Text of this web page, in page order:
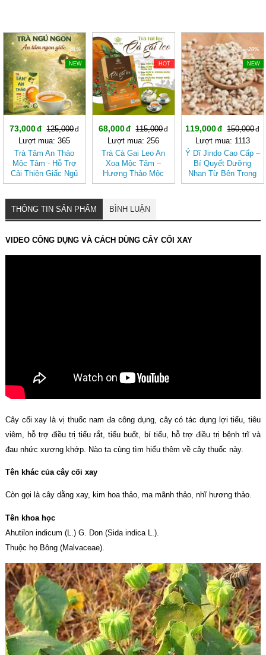
-41%
NEW
73,000
125,000
Lượt mua: 365
Trà Tâm An Thảo
Mộc Tâm - Hỗ Trợ
Cải Thiện Giấc Ngủ
(Hộp 30 túi lọc)
-40%
HOT
68,000
115,000
Lượt mua: 256
Trà Cà Gai Leo An
Xoa Mộc Tâm –
Hương Thảo Mộc
Cho Ngày Thư Thái
-20%
NEW
119,000
150,000
Lượt mua: 1113
Ý Dĩ Jindo Cao Cấp –
Bí Quyết Dưỡng
Nhan Từ Bên Trong
THÔNG TIN SẢN PHẨM BÌNH LUẬN
VIDEO CÔNG DỤNG VÀ CÁCH DÙNG CÂY CỐI XAY
Cây cối xay là vị thuốc nam đa công dụng, cây có tác dụng lợi tiểu, tiêu
viêm, hỗ trợ điều trị tiểu rắt, tiểu buốt, bí tiểu, hỗ trợ điều trị bệnh trĩ và
đau nhức xương khớp. Nào ta cùng tìm hiểu thêm về cây thuốc này.
Tên khác của cây cối xay
Còn gọi là cây dằng xay, kim hoa thảo, ma mãnh thảo, nhĩ hương thảo.
Tên khoa học
Ahutiỉon indicum (L.) G. Don (Sida indica L.).
Thuộc họ Bông (Malvaceae).